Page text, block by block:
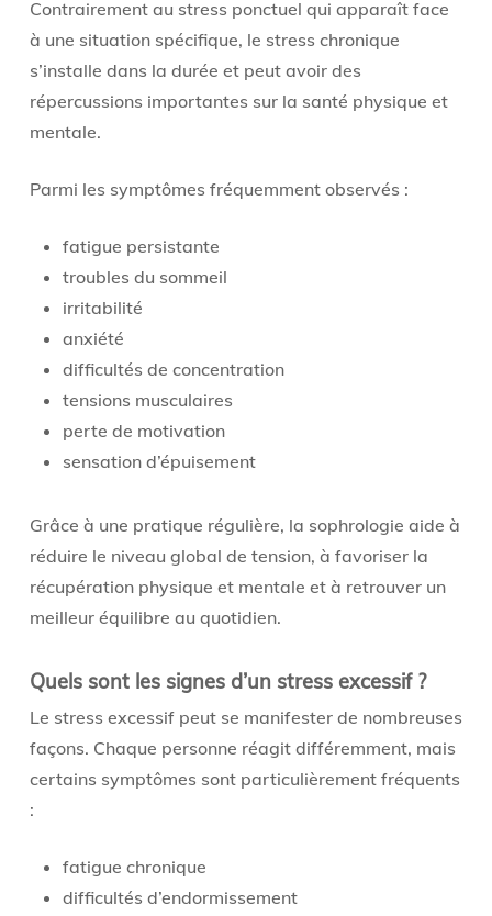
Contrairement au stress ponctuel qui apparaît face
à une situation spécifique, le stress chronique
s’installe dans la durée et peut avoir des
répercussions importantes sur la santé physique et
mentale.
Parmi les symptômes fréquemment observés :
fatigue persistante
troubles du sommeil
irritabilité
anxiété
difficultés de concentration
tensions musculaires
perte de motivation
sensation d’épuisement
Grâce à une pratique régulière, la sophrologie aide à
réduire le niveau global de tension, à favoriser la
récupération physique et mentale et à retrouver un
meilleur équilibre au quotidien.
Quels sont les signes d’un stress excessif ?
Le stress excessif peut se manifester de nombreuses
façons. Chaque personne réagit différemment, mais
certains symptômes sont particulièrement fréquents
:
fatigue chronique
difficultés d’endormissement